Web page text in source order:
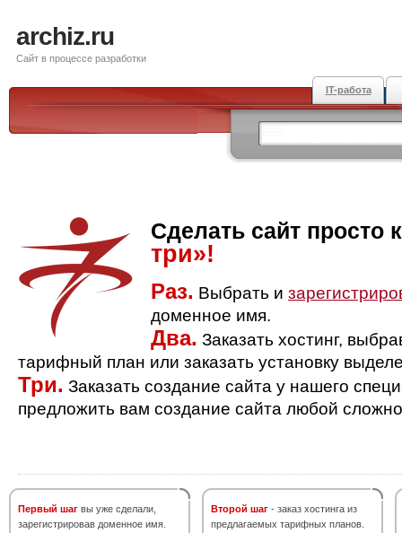
archiz.ru
Сайт в процессе разработки
IT-работа
Сделать сайт просто
три»!
Раз. Выбрать и
доменное имя.
Два. Заказать хостинг,
тарифный план или заказать установку
Три. Заказать создание сайта у нашего
предложить вам создание сайта любой
Первый шаг вы уже сделали,
зарегистрировав доменное имя.
Второй шаг - заказ хостинга из
предлагаемых тарифных планов.